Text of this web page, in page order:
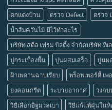
ตกแต่งบ้าน
ตรวจ Defect
ตรวจ
น้ำส้มควันไม้ มีไว้ทำอะไร
บริษัท สตีล เฟรม บิลดิ้ง จำกัดบริษัท ที
ปูกระเบื้องพื้น
ปูนผสมเสร็จ
ปูนผ
ฝ้าเพดานฉาบเรียบ
พร็อพเพอร์ตี้ เพ
ยงคอนกรีต
ระบายอากาศ วงกบ
วิธีเลือกอิฐมวลเบา
วิธีแก้แพ้ฝุ่นในห้